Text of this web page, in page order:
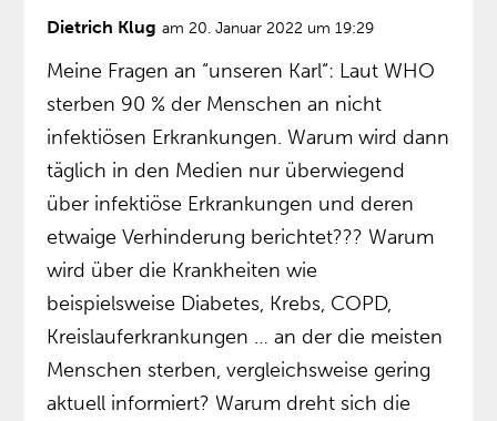
Dietrich Klug am 20. Januar 2022 um 19:29
Meine Fragen an “unseren Karl“: Laut WHO
sterben 90 % der Menschen an nicht
infektiösen Erkrankungen. Warum wird dann
täglich in den Medien nur überwiegend
über infektiöse Erkrankungen und deren
etwaige Verhinderung berichtet??? Warum
wird über die Krankheiten wie
beispielsweise Diabetes, Krebs, COPD,
Kreislauferkrankungen … an der die meisten
Menschen sterben, vergleichsweise gering
aktuell informiert? Warum dreht sich die